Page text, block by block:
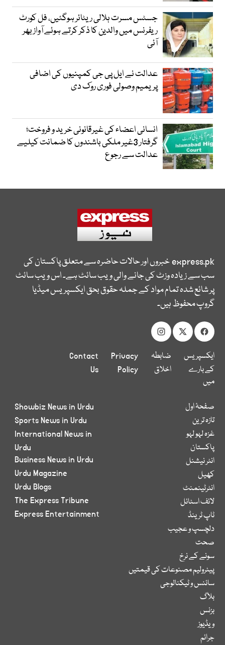
جسٹس مسرت ہلالی ریٹائر ہوگئیں، فل کورٹ
ریفرنس میں والدین کا ذکر کرتے ہوئے آواز بھر
آئی
عدالت نے ایل پی جی کمپنیوں کی اضافی
پریمیم وصولی فوری روک دی
انسانی اعضاء کی غیرقانونی خرید و فروخت؛
گرفتار 3غیر ملکی باشندوں کا ضمانت کیلیے
عدالت سے رجوع
express.pkخبروں اور حالات حاضرہ سے متعلق پاکستان کی
سب سے زیادہ وزٹ کی جانے والی ویب سائٹ ہے۔ اس ویب سائٹ
پر شائع شدہ تمام مواد کے جملہ حقوق بحق ایکسپریس میڈیا
گروپ محفوظ ہیں۔
ایکسپریس
کے بارے
میں
ضابطہ
اخلاق
Privacy
Policy
Contact
Us
صفحۂ اول
تازہ ترین
غزہ لہو لہو
پاکستان
انٹر نیشنل
کھیل
انٹرٹینمنٹ
لائف اسٹائل
ٹاپ ٹرینڈ
دلچسپ و عجیب
صحت
سونے کے نرخ
پیٹرولیم مصنوعات کی قیمتیں
سائنس و ٹیکنالوجی
بلاگ
بزنس
ویڈیوز
جرائم
Showbiz News in Urdu
Sports News in Urdu
International News in
Urdu
Business News in Urdu
Urdu Magazine
Urdu Blogs
The Express Tribune
Express Entertainment